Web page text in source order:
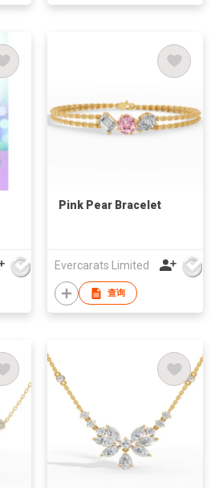
Pink Pear Bracelet
Evercarats Limited
查询